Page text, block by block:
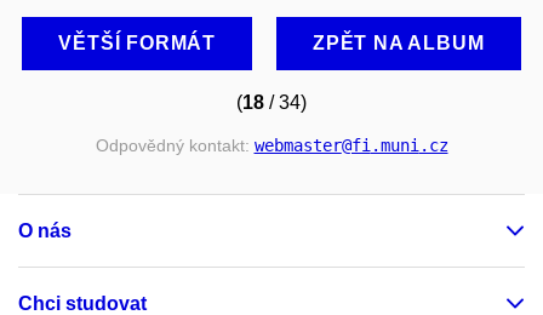
VĚTŠÍ FORMÁT ZPĚT NA ALBUM
(18 / 34)
Odpovědný kontakt: webmaster@fi.muni.cz
O nás
Chci studovat